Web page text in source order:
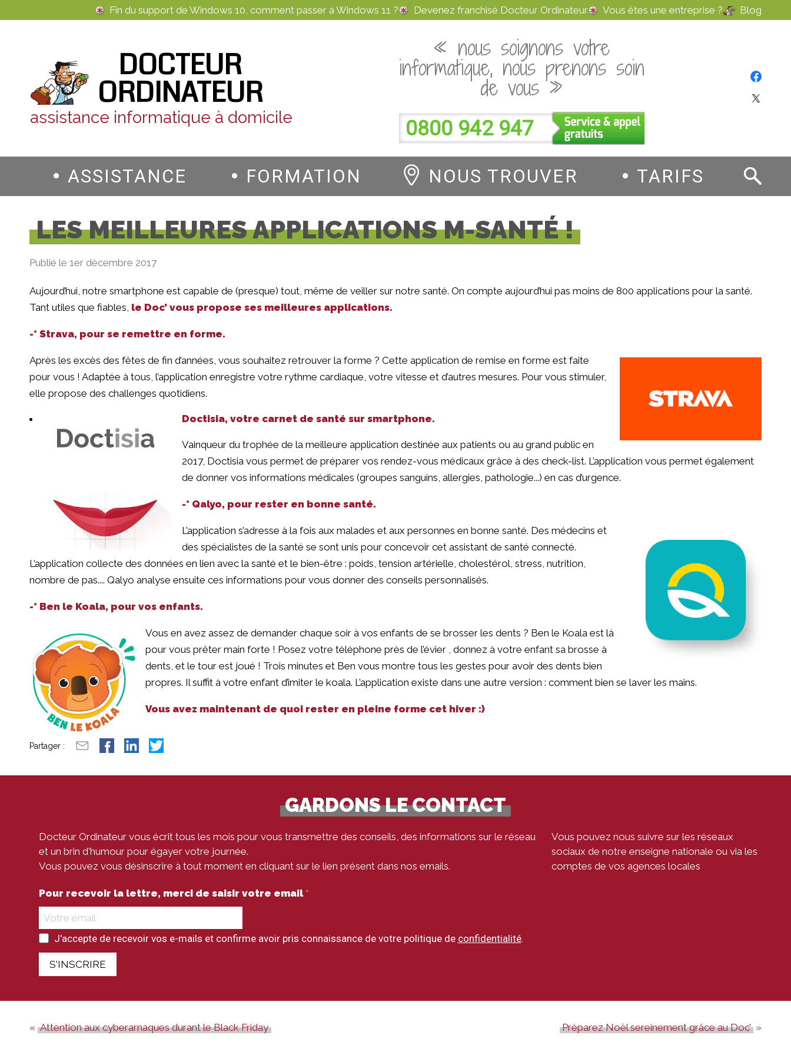
Fin du support de Windows 10, comment passer à Windows 11 ? Devenez franchisé Docteur Ordinateur Vous êtes une entreprise ? Blog
DOCTEUR
ORDINATEUR
assistance informatique à domicile
« nous soignons votre
informatique, nous prenons soin
de vous »
0800 942 947
ASSISTANCE FORMATION NOUS TROUVER TARIFS
LES MEILLEURES APPLICATIONS M-SANTÉ !
Publié le 1er décembre 2017
Aujourd’hui, notre smartphone est capable de (presque) tout, même de veiller sur notre santé. On compte aujourd’hui pas moins de 800 applications pour la santé.
Tant utiles que fiables, le Doc’ vous propose ses meilleures applications.
-* Strava, pour se remettre en forme.
Après les excès des fêtes de fin d’années, vous souhaitez retrouver la forme ? Cette application de remise en forme est faite
pour vous ! Adaptée à tous, l’application enregistre votre rythme cardiaque, votre vitesse et d’autres mesures. Pour vous stimuler,
elle propose des challenges quotidiens.
Doctisia, votre carnet de santé sur smartphone.
Vainqueur du trophée de la meilleure application destinée aux patients ou au grand public en
2017, Doctisia vous permet de préparer vos rendez-vous médicaux grâce à des check-list. L’application vous permet également
de donner vos informations médicales (groupes sanguins, allergies, pathologie...) en cas d’urgence.
-* Qalyo, pour rester en bonne santé.
L’application s’adresse à la fois aux malades et aux personnes en bonne santé. Des médecins et
des spécialistes de la santé se sont unis pour concevoir cet assistant de santé connecté.
L’application collecte des données en lien avec la santé et le bien-être : poids, tension artérielle, cholestérol, stress, nutrition,
nombre de pas.... Qalyo analyse ensuite ces informations pour vous donner des conseils personnalisés.
-* Ben le Koala, pour vos enfants.
Vous en avez assez de demander chaque soir à vos enfants de se brosser les dents ? Ben le Koala est là
pour vous prêter main forte ! Posez votre téléphone près de l’évier , donnez à votre enfant sa brosse à
dents, et le tour est joué ! Trois minutes et Ben vous montre tous les gestes pour avoir des dents bien
propres. Il suffit à votre enfant d’imiter le koala. L’application existe dans une autre version : comment bien se laver les mains.
Vous avez maintenant de quoi rester en pleine forme cet hiver :)
Partager :
GARDONS LE CONTACT
Docteur Ordinateur vous écrit tous les mois pour vous transmettre des conseils, des informations sur le réseau
et un brin d'humour pour égayer votre journée.
Vous pouvez vous désinscrire à tout moment en cliquant sur le lien présent dans nos emails.
Pour recevoir la lettre, merci de saisir votre email
J'accepte de recevoir vos e-mails et confirme avoir pris connaissance de votre politique de confidentialité.
S'INSCRIRE
Vous pouvez nous suivre sur les réseaux
sociaux de notre enseigne nationale ou via les
comptes de vos agences locales
Attention aux cyberarnaques durant le Black Friday Préparez Noël sereinement grâce au Doc’
Panneau de gestion des cookies